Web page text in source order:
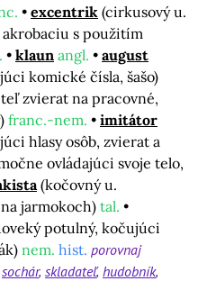
excentrik (cirkusový u.
s použitím
klaun angl.
august
komické čísla, šašo)
zvierat na pracovné,
franc.-nem.
imitátor
hlasy osôb, zvierat a
ovládajúci svoje telo,
(kočovný u.
jarmokoch) tal.
potulný, kočujúci
nem. hist. porovnaj
sochár skladateľ hudobník